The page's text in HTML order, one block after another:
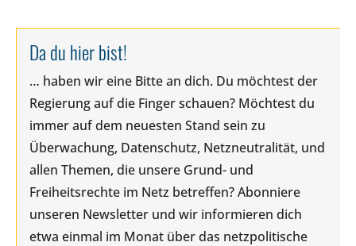
Da du hier bist!
… haben wir eine Bitte an dich. Du möchtest der
Regierung auf die Finger schauen? Möchtest du
immer auf dem neuesten Stand sein zu
Überwachung, Datenschutz, Netzneutralität, und
allen Themen, die unsere Grund- und
Freiheitsrechte im Netz betreffen? Abonniere
unseren Newsletter und wir informieren dich
etwa einmal im Monat über das netzpolitische